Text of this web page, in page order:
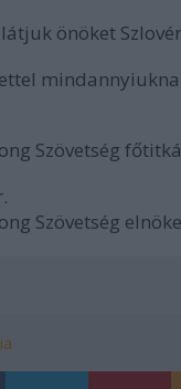
önöket
Szövetség
Szövetség elnöke